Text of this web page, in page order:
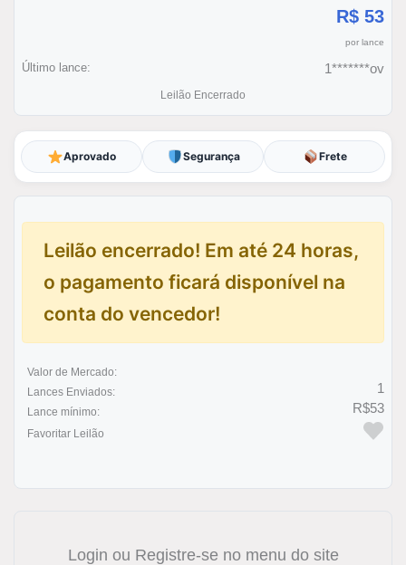
R$ 53
por lance
Último lance: 1*******ov
Leilão Encerrado
Aprovado Segurança Frete
Leilão encerrado! Em até 24 horas,
o pagamento ficará disponível na
conta do vencedor!
Valor de Mercado:
Lances Enviados:
1
Lance mínimo: R$53
Favoritar Leilão
Login ou Registre-se no menu do site